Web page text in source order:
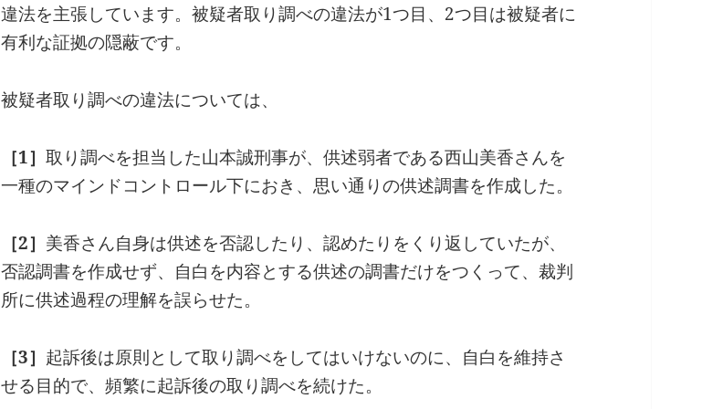
違法を主張しています。被疑者取り調べの違法が1つ目、2つ目は被疑者に
有利な証拠の隠蔽です。
被疑者取り調べの違法については、
［1］取り調べを担当した山本誠刑事が、供述弱者である西山美香さんを
一種のマインドコントロール下におき、思い通りの供述調書を作成した。
［2］ 美香さん自身は供述を否認したり、認めたりをくり返していたが、
否認調書を作成せず、自白を内容とする供述の調書だけをつくって、裁判
所に供述過程の理解を誤らせた。
［3］ 起訴後は原則として取り調べをしてはいけないのに、自白を維持さ
せる目的で、頻繁に起訴後の取り調べを続けた。